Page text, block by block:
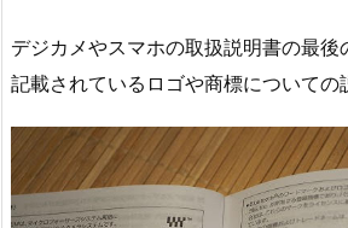
デジカメやスマホの取扱説明書の最後
記載されているロゴや商標についての